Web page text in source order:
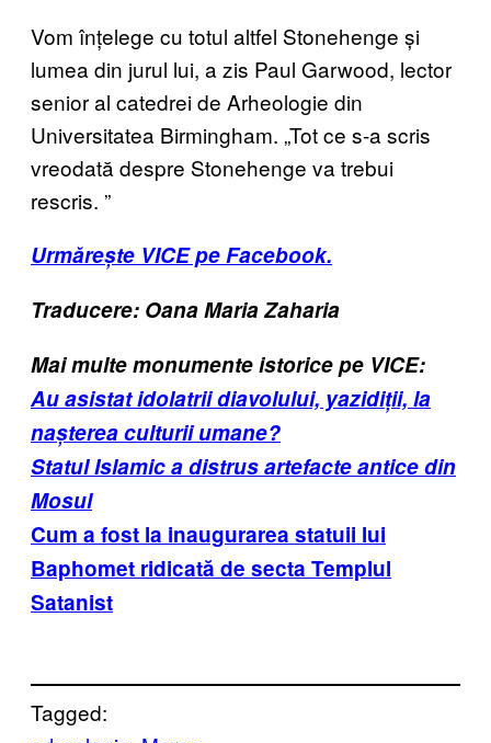
Vom înțelege cu totul altfel Stonehenge și
lumea din jurul lui, a zis Paul Garwood, lector
senior al catedrei de Arheologie din
Universitatea Birmingham. „Tot ce s-a scris
vreodată despre Stonehenge va trebui
rescris. ”
Urmărește VICE pe Facebook.
Traducere: Oana Maria Zaharia
Mai multe monumente istorice pe VICE:
Au asistat idolatrii diavolului, yazidiții, la
nașterea culturii umane?
Statul Islamic a distrus artefacte antice din
Mosul
Cum a fost la inaugurarea statuii lui
Baphomet ridicată de secta Templul
Satanist
Tagged: